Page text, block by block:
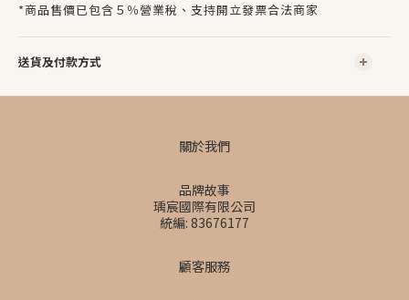
*商品售價已包含５％營業稅、支持開立發票合法商家
送貨及付款方式
關於我們
品牌故事
瑀宸國際有限公司
統編: 83676177
顧客服務